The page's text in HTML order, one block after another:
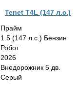
Tenet T4L (147 л.с.)
Прайм
1.5 (147 л.с.) Бензин
Робот
2026
Внедорожник 5 дв.
Серый